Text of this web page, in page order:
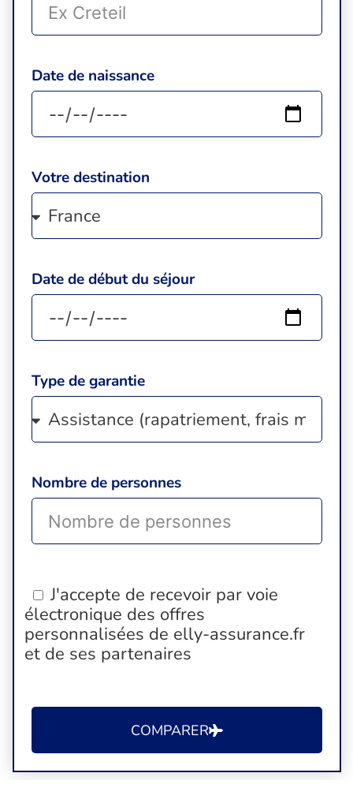
Date de naissance
Votre destination
Date de début du séjour
Type de garantie
Nombre de personnes
J'accepte de recevoir par voie
électronique des offres
personnalisées de elly-assurance.fr
et de ses partenaires
COMPARER